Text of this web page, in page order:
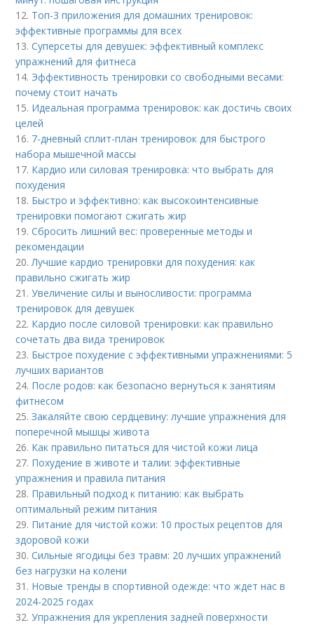
12. Топ-3 приложения для домашних тренировок:
эффективные программы для всех
13.Суперсеты для девушек: эффективный комплекс
упражнений для фитнеса
14. Эффективность тренировки со свободными весами:
почему стоит начать
15. Идеальная программа тренировок: как достичь своих
целей
16. 7-дневный сплит-план тренировок для быстрого
набора мышечной массы
17. Кардио или силовая тренировка: что выбрать для
похудения
18. Быстро и эффективно: как высокоинтенсивные
тренировки помогают сжигать жир
19.Сбросить лишний вес: проверенные методы и
рекомендации
20.Лучшие кардио тренировки для похудения: как
правильно сжигать жир
21.Увеличение силы и выносливости: программа
тренировок для девушек
22. Кардио после силовой тренировки: как правильно
сочетать два вида тренировок
23. Быстрое похудение с эффективными упражнениями: 5
лучших вариантов
24. После родов: как безопасно вернуться к занятиям
фитнесом
25.Закаляйте свою сердцевину: лучшие упражнения для
поперечной мышцы живота
26. Как правильно питаться для чистой кожи лица
27. Похудение в животе и талии: эффективные
упражнения и правила питания
28. Правильный подход к питанию: как выбрать
оптимальный режим питания
29. Питание для чистой кожи: 10 простых рецептов для
здоровой кожи
30.Сильные ягодицы без травм: 20 лучших упражнений
без нагрузки на колени
31. Новые тренды в спортивной одежде: что ждет нас в
2024-2025 годах
32.Упражнения для укрепления задней поверхности